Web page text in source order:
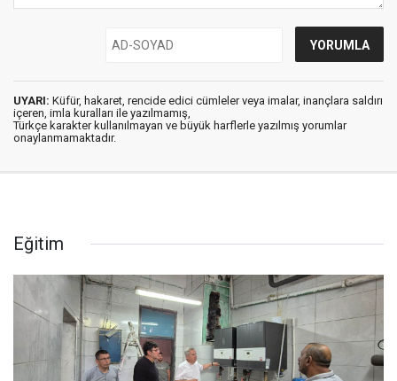
UYARI: Küfür, hakaret, rencide edici cümleler veya imalar, inançlara saldırı
içeren, imla kuralları ile yazılmamış,
Türkçe karakter kullanılmayan ve büyük harflerle yazılmış yorumlar
onaylanmamaktadır.
Eğitim